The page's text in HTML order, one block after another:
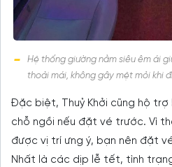
Hệ thống giường nằm siêu êm ái
thoải mái, không gây mệt mỏi khi
Đặc biệt, Thuỷ Khởi cũng hộ
chỗ ngồi nếu đặt vé trước. Vì
được vị trí ưng ý, bạn nên đặt
Nhất là các dịp lễ tết, tình